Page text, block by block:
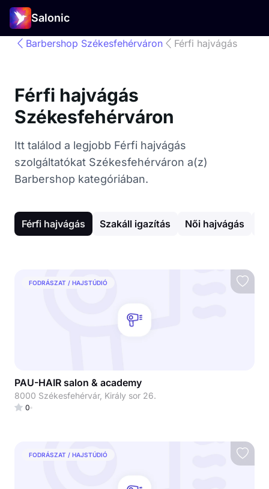
Salonic
Barbershop Székesfehérváron Férfi hajvágás
Férfi hajvágás
Székesfehérváron
Itt találod a legjobb Férfi hajvágás
szolgáltatókat Székesfehérváron a(z)
Barbershop kategóriában.
Férfi hajvágás Szakáll igazítás Női hajvágás
FODRÁSZAT / HAJSTÚDIÓ
PAU-HAIR salon & academy
8000 Székesfehérvár, Király sor 26.
0
FODRÁSZAT / HAJSTÚDIÓ